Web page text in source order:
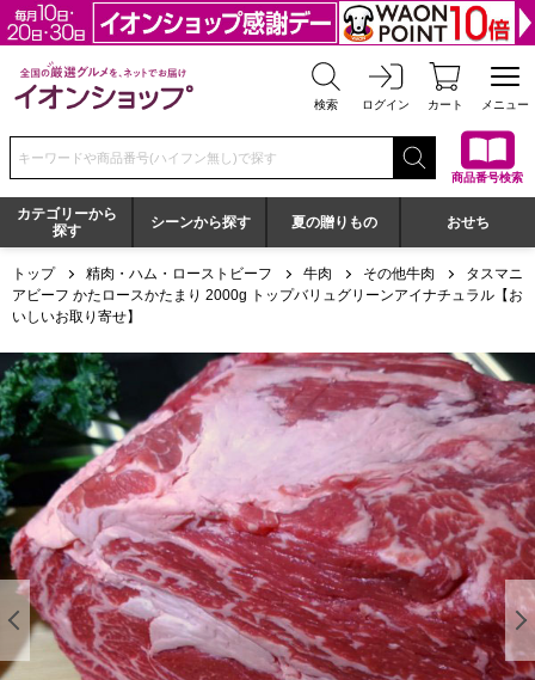
全国の厳選グルメを、ネットでお届け イオンショップ
検索 ログイン カート メニュー
検索キーワードまたは商品番号を入力してください
商品番号検索
カテゴリーから
探す
シーンから探す 夏の贈りもの おせち
トップ 精肉・ハム・ローストビーフ 牛肉 その他牛肉
タスマニ
アビーフ かたロースかたまり 2000g トップバリュグリーンアイナチュラル【お
いしいお取り寄せ】
タスマニアビーフ かたロースかたまり 2000g トップバリュ
前の画像を表示する